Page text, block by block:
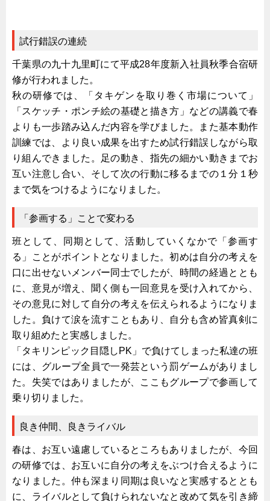
農業関連
半導体製造装置関連
共同溝・無電柱化関連
サーバーラック・エンクロジャー
特装車・バス・トラック関連
フリーザー・フードマシナリー関連
自動販売機・自動改札機関連
鉄道車両・駅舎関連
新製品開発最前線
Before After
隠れた名品
旬の野菜とタキゲン製品
PICK UP NEWS
ポンチ絵の基礎と描き方
図面の見方・書き方
キャビネット工業会規格「CA300」集中講義
瀧源点回帰
光る技術！未来へのモノづくり
ちょっとユニークなお客様
ビジサスニュース
試行錯誤の連続
千葉県の九十九里町にて平成28年度新入社員秋季合宿研
修が行われました。
秋の研修では、「タキゲンを取り巻く市場について」
「スケッチ・ポンチ絵の基礎と描き方」などの講義で春
よりも一歩踏み込んだ内容を学びました。また基本動作
訓練では、より良い成果を出すため試行錯誤しながら取
り組んできました。足の動き、指先の細かい動きまでお
互い注意し合い、そして次の行動に移るまでの１分１秒
まで気をつけるようになりました。
「参画する」ことで変わる
班として、同期として、活動していくなかで「参画す
る」ことがポイントとなりました。初めは自分の考えを
口に出せないメンバー同士でしたが、時間の経過ととも
に、意見が増え、聞く側も一回意見を受け入れてから、
その意見に対して自分の考えを伝えられるようになりま
した。負けて涙を流すこともあり、自分も含め皆真剣に
取り組めたと実感しました。
「タキリンピック目隠しPK」で負けてしまった私達の班
には、グループ全員で一発芸という罰ゲームがありまし
た。失笑ではありましたが、ここもグループで参画して
乗り切りました。
良き仲間、良きライバル
春は、お互い遠慮しているところもありましたが、今回
の研修では、お互いに自分の考えをぶつけ合えるように
なりました。仲も深まり同期は良いなと実感するととも
に、ライバルとして負けられないなと改めて気を引き締